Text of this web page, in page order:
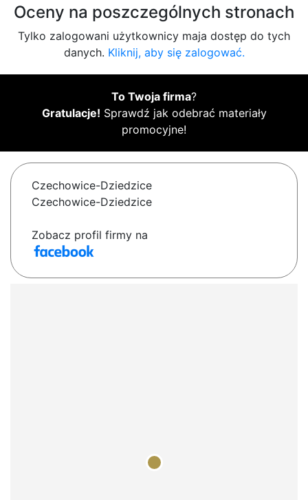
Oceny na poszczególnych stronach
Tylko zalogowani użytkownicy maja dostęp do tych
danych. Kliknij, aby się zalogować.
To Twoja firma?
Gratulacje! Sprawdź jak odebrać materiały
promocyjne!
Czechowice-Dziedzice
Czechowice-Dziedzice
Zobacz profil firmy na